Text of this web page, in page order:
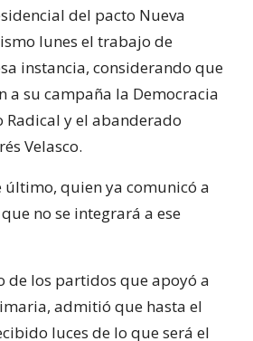
del pacto Nueva
lunes el trabajo de
instancia, considerando que
a su campaña la Democracia
Radical y el abanderado
Velasco.
último, quien ya comunicó a
no se integrará a ese
de los partidos que apoyó a
admitió que hasta el
luces de lo que será el